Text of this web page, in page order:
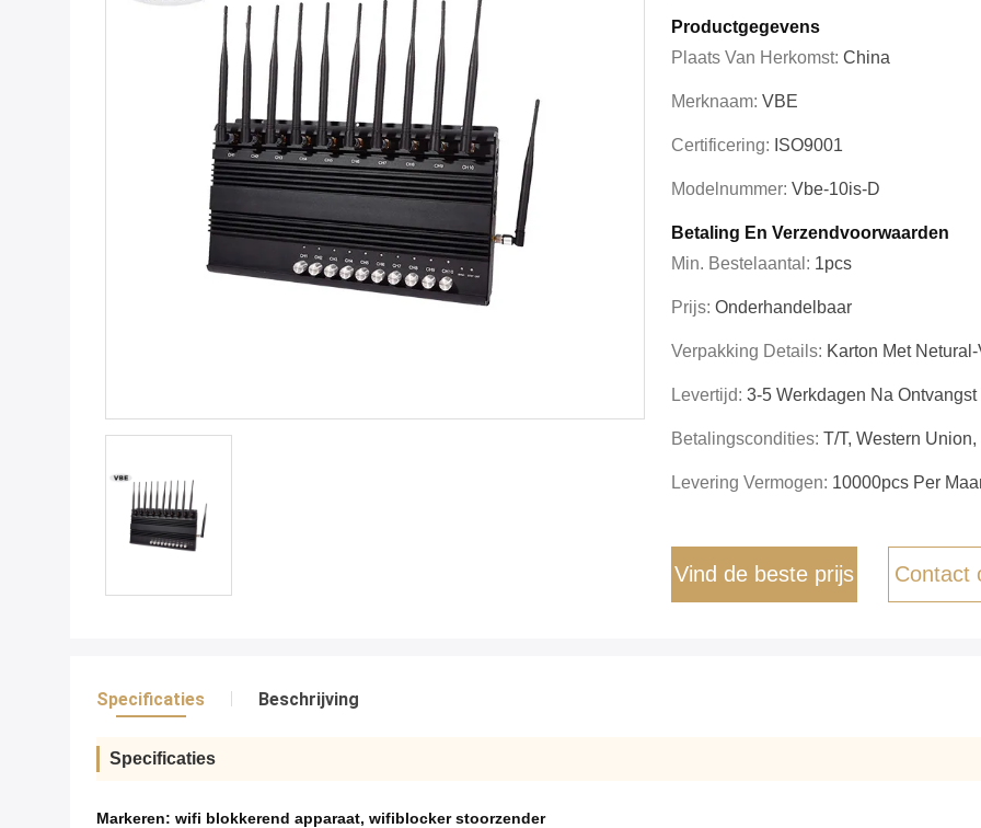
Productgegevens
Plaats Van Herkomst: China
Merknaam: VBE
Certificering: ISO9001
Modelnummer: Vbe-10is-D
Betaling En Verzendvoorwaarden
Min. Bestelaantal: 1pcs
Prijs: Onderhandelbaar
Verpakking Details: Karton Met
Levertijd: 3-5 Werkdagen Na
Betalingscondities: T/T, Western Union,
Levering Vermogen: 10000pcs Per
Vind de beste prijs Contact
Specificaties Beschrijving
Specificaties
Markeren: wifi blokkerend apparaat, wifiblocker stoorzender